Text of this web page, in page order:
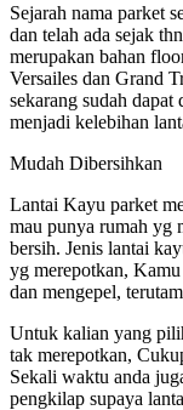
Sejarah nama parket
dan telah ada sejak
merupakan bahan
Versailes dan Grand
sekarang sudah
menjadi kelebihan
Mudah Dibersihkan
Lantai Kayu parket
mau punya rumah yg
bersih. Jenis lantai
yg merepotkan,
dan mengepel,
Untuk kalian yang
tak merepotkan,
Sekali waktu anda
pengkilap supaya